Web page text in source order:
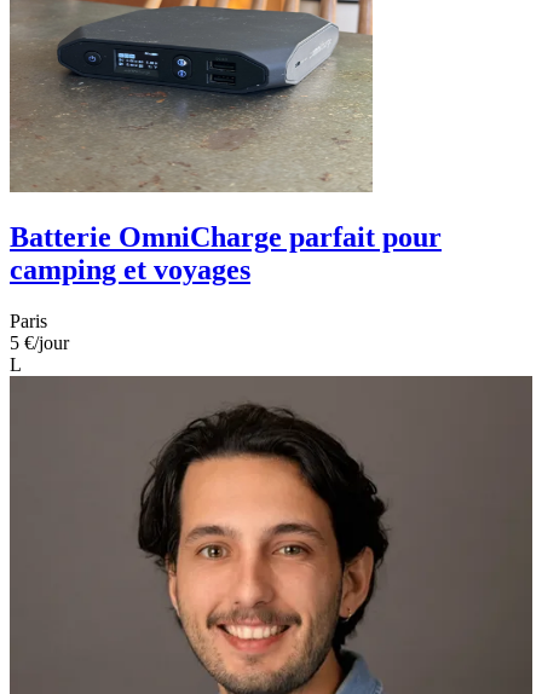
Batterie OmniCharge parfait pour
camping et voyages
Paris
5 €/jour
L